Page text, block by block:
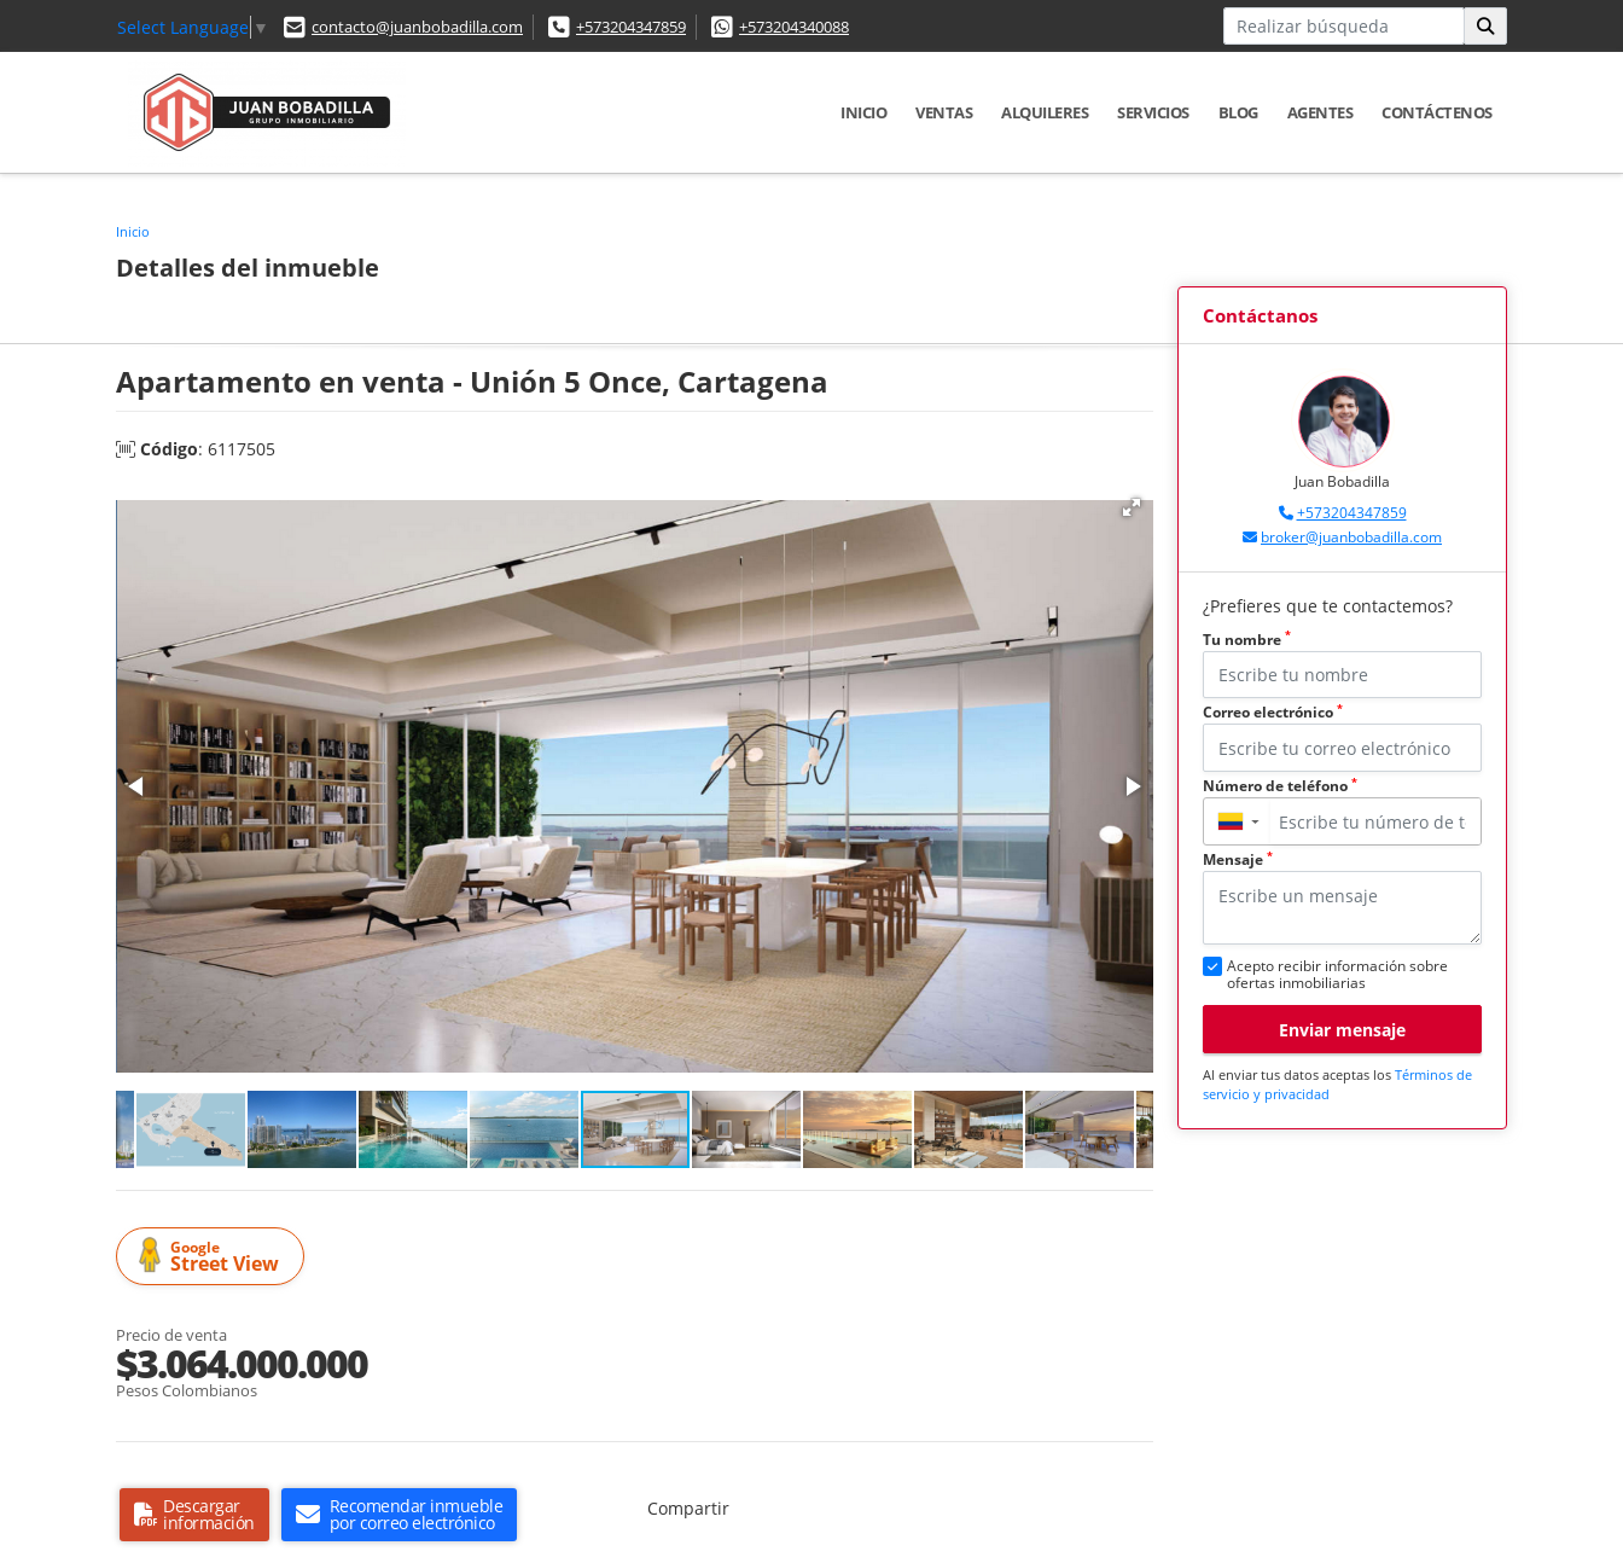
Select Language ▼ contacto@juanbobadilla.com +573204347859 +573204340088
INICIO VENTAS ALQUILERES SERVICIOS BLOG AGENTES CONTÁCTENOS
Inicio
Detalles del inmueble
Apartamento en venta - Unión 5 Once, Cartagena
Código: 6117505
Google
Street View
Precio de venta
$3.064.000.000
Pesos Colombianos
Descargar
información
Recomendar inmueble
por correo electrónico
Compartir
Contáctanos
Juan Bobadilla
+573204347859
broker@juanbobadilla.com
¿Prefieres que te contactemos?
Tu nombre *
Correo electrónico *
Número de teléfono *
▼
Mensaje *
Acepto recibir información sobre
ofertas inmobiliarias
Enviar mensaje
Al enviar tus datos aceptas los Términos de
servicio y privacidad